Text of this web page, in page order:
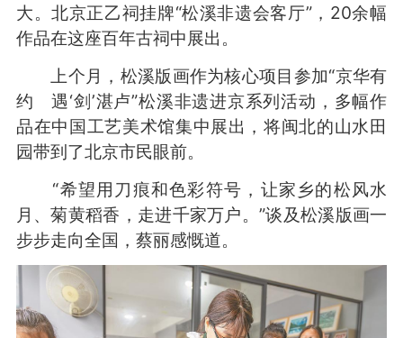
大。北京正乙祠挂牌“松溪非遗会客厅”，20余幅
作品在这座百年古祠中展出。
上个月，松溪版画作为核心项目参加“京华有
约 遇‘剑’湛卢”松溪非遗进京系列活动，多幅作
品在中国工艺美术馆集中展出，将闽北的山水田
园带到了北京市民眼前。
“希望用刀痕和色彩符号，让家乡的松风水
月、菊黄稻香，走进千家万户。”谈及松溪版画一
步步走向全国，蔡丽感慨道。